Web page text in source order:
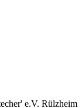
e.V. Rülzheim